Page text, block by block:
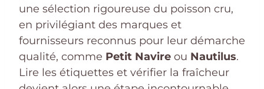
une sélection rigoureuse du poisson cru,
en privilégiant des marques et
fournisseurs reconnus pour leur démarche
qualité, comme Petit Navire ou Nautilus.
Lire les étiquettes et vérifier la fraîcheur